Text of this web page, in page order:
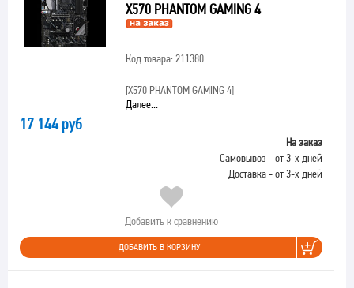
X570 PHANTOM GAMING 4
Код товара: 211380
[X570 PHANTOM GAMING 4]
Далее...
17 144 руб
На заказ
Самовывоз - от 3-х дней
Доставка - от 3-х дней
Добавить к сравнению
ДОБАВИТЬ В КОРЗИНУ